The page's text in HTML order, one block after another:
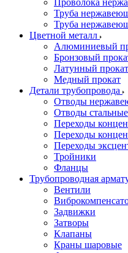
Проволока
Труба
Труба
Цветной металл
Алюминиевый
Бронзовый
Латунный прокат
Медный прокат
Детали трубопровода
Отводы
Отводы стальные
Переходы
Переходы
Переходы
Тройники
Фланцы
Трубопроводная
Вентили
Задвижки
Затворы
Клапаны
Краны шаровые